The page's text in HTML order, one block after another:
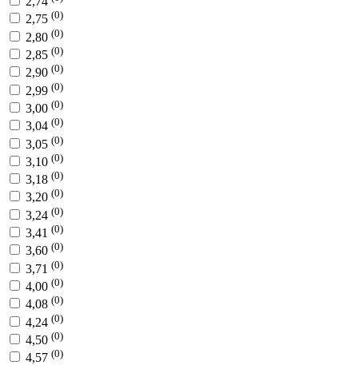
2,75 (0)
2,80 (0)
2,85 (0)
2,90 (0)
2,99 (0)
3,00 (0)
3,04 (0)
3,05 (0)
3,10 (0)
3,18 (0)
3,20 (0)
3,24 (0)
3,41 (0)
3,60 (0)
3,71 (0)
4,00 (0)
4,08 (0)
4,24 (0)
4,50 (0)
4,57 (0)